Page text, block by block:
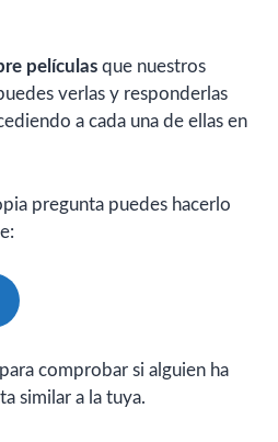
películas que nuestros
verlas y responderlas
a cada una de ellas en
pregunta puedes hacerlo
comprobar si alguien ha
similar a la tuya.